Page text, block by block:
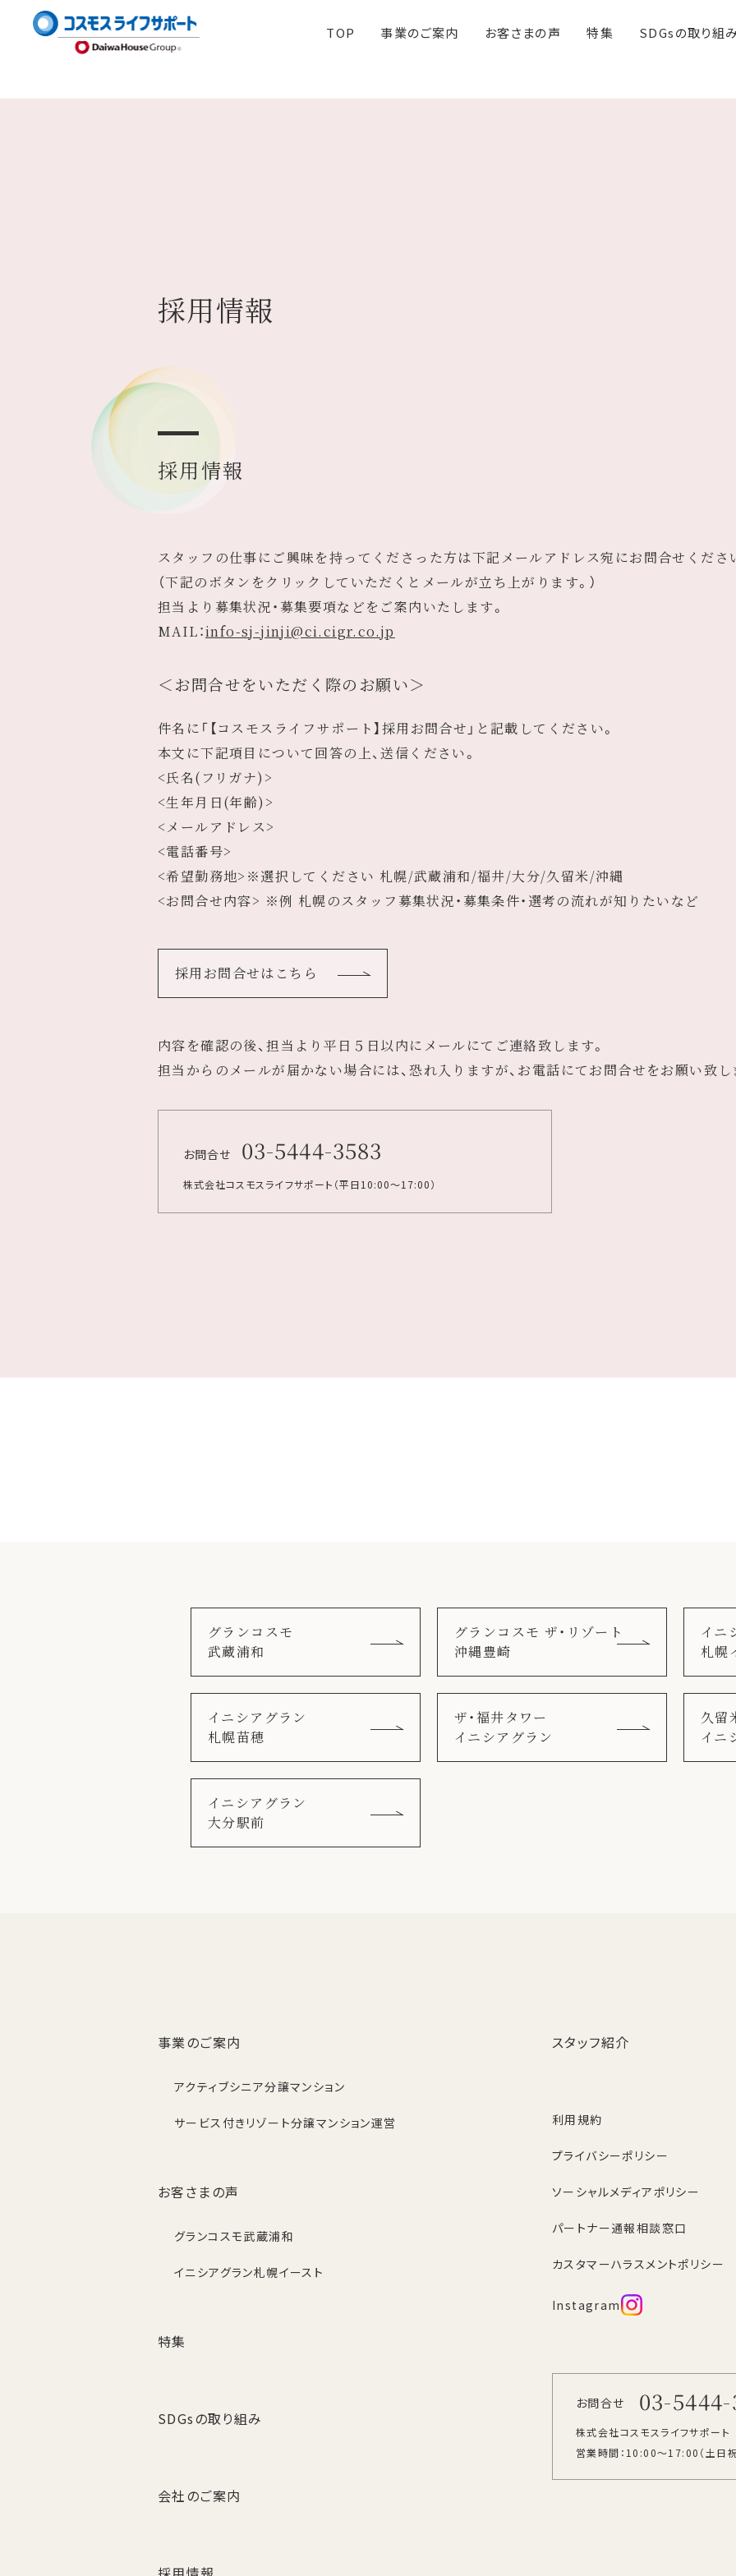
TOP 事業のご案内 お客さまの声 特集 SDGsの取り組
採用情報
採用情報
スタッフの仕事にご興味を持ってくださった方は下記メールアドレス宛にお問合せくださ
（下記のボタンをクリックしていただくとメールが立ち上がります。）
担当より募集状況・募集要項などをご案内いたします。
MAIL：info-sj-jinji@ci.cigr.co.jp
＜お問合せをいただく際のお願い＞
件名に「【コスモスライフサポート】採用お問合せ」と記載してください。
本文に下記項目について回答の上、送信ください。
<氏名(フリガナ)>
<生年月日(年齢)>
<メールアドレス>
<電話番号>
<希望勤務地> ※選択してください 札幌/武蔵浦和/福井/大分/久留米/沖縄
<お問合せ内容> ※例 札幌のスタッフ募集状況・募集条件・選考の流れが知りたいなど
採用お問合せはこちら
内容を確認の後、担当より平日５日以内にメールにてご連絡致します。
担当からのメールが届かない場合には、恐れ入りますが、お電話にてお問合せをお願い致し
お問合せ 03-5444-3583
株式会社コスモスライフサポート （平日10:00～17:00）
グランコスモ
武蔵浦和
グランコスモ ザ・リゾート
沖縄豊崎
イニ
札幌
イニシアグラン
札幌苗穂
ザ・福井タワー
イニシアグラン
久留
イニ
イニシアグラン
大分駅前
事業のご案内
アクティブシニア分譲マンション
サービス付きリゾート分譲マンション運営
お客さまの声
グランコスモ武蔵浦和
イニシアグラン札幌イースト
特集
SDGsの取り組み
会社のご案内
スタッフ紹介
利用規約
プライバシーポリシー
ソーシャルメディアポリシー
パートナー通報相談窓口
カスタマーハラスメントポリシー
Instagram
お問合せ 03-
株式会社コスモスライフサポート
営業時間：10:00～17:00 （土日